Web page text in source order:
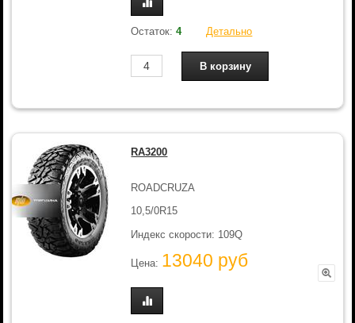
Остаток:4 Детально
RA3200
ROADCRUZA
10,5/0R15
Индекс скорости: 109Q
Цена: 13040 руб